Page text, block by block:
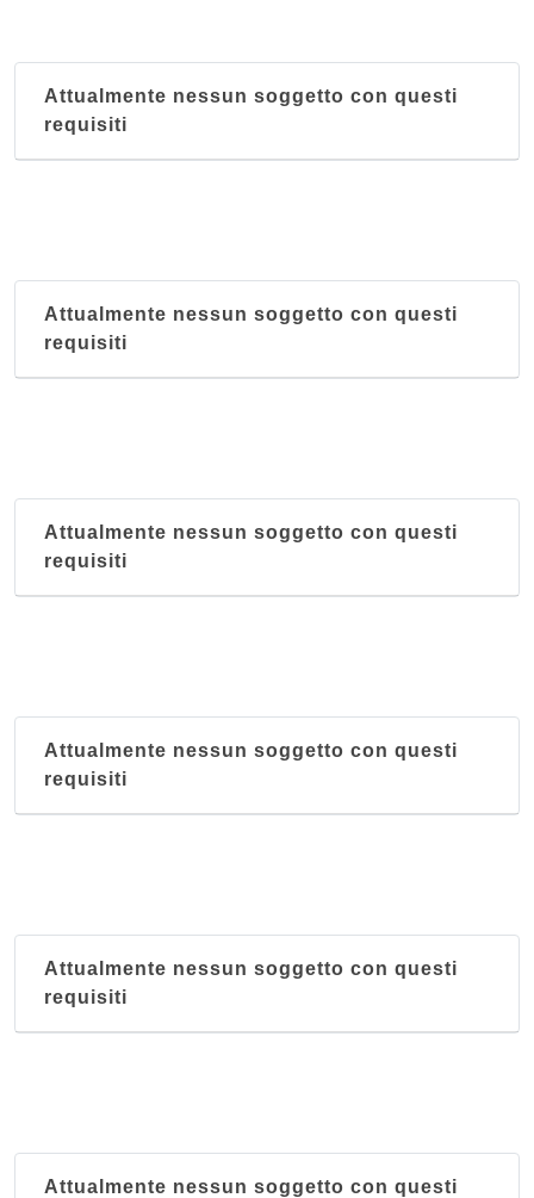
Attualmente nessun soggetto con questi
requisiti
Attualmente nessun soggetto con questi
requisiti
Attualmente nessun soggetto con questi
requisiti
Attualmente nessun soggetto con questi
requisiti
Attualmente nessun soggetto con questi
requisiti
Attualmente nessun soggetto con questi